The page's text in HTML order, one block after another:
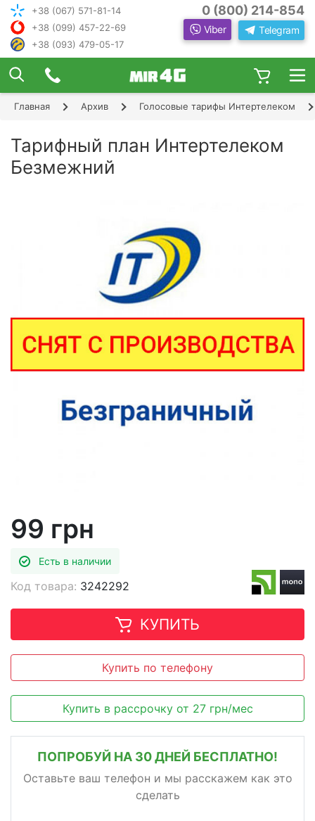
+38 (067) 571-81-14
+38 (099) 457-22-69
+38 (093) 479-05-17
0 (800) 214-854
Viber Telegram
Главная Архив Голосовые тарифы Интертелеком
Тарифный план Интертелеком
Безмежний
99 грн
Есть в наличии
Код товара: 3242292
КУПИТЬ
Купить по телефону
Купить в рассрочку от 27 грн/мес
ПОПРОБУЙ НА 30 ДНЕЙ БЕСПЛАТНО!
Оставьте ваш телефон и мы расскажем как это
сделать
ПОДОБРАТЬ ИНТЕРНЕТ С ИН
ЖЕНЕРОМ-
КОНСУЛЬТАНТОМ
Чтобы выбрать лучшего оператора и
оборудование, ответьте, пожалуйста, на
следую
щие вопросы:
В каком населенном пункте Вы хотите
×
Шаг 1